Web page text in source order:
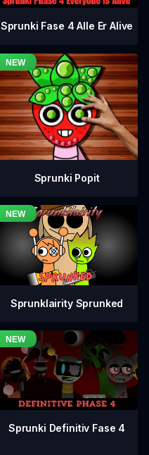
Sprunki Fase 4 Alle Er Alive
Sprunki Popit
Sprunklairity Sprunked
Sprunki Definitiv Fase 4